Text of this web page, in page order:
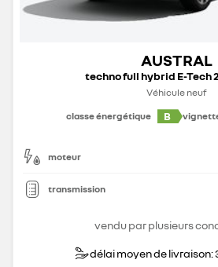
AUSTRAL
techno full hybrid E-Tech
Véhicule neuf
classe énergétique
B
moteur
transmission
vendu par plusieurs
délai moyen de livraison: